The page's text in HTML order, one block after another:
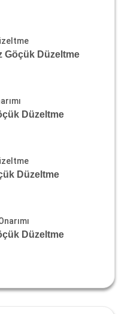
Göçük Düzeltme
Düzeltme
Düzeltme
Düzeltme